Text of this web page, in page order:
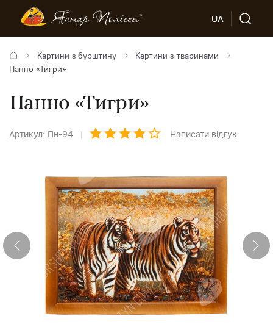
UA
Картини з бурштину
Картини з тваринами
Панно «Тигри»
Панно «Тигри»
Артикул: Пн-94 Написати відгук